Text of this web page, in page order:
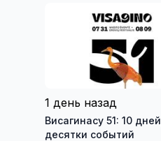
1 день назад
Висагинасу 51: 10 дней,
десятки событий